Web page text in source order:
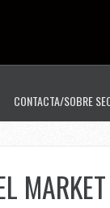
CONTACTA/SOBRE